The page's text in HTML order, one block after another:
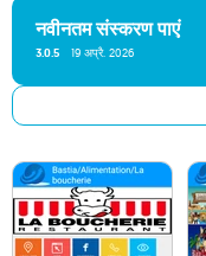
नवीनतम संस्करण पाएं
3.0.5 19 अप्रै. 2026